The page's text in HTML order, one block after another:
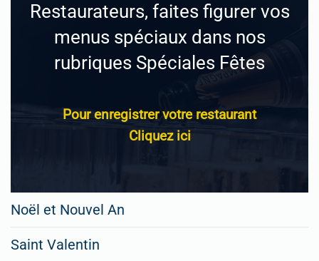
Restaurateurs, faites figurer vos
menus spéciaux dans nos
rubriques Spéciales Fêtes
Pour enregistrer votre restaurant
Cliquez ici
Noël et Nouvel An
Saint Valentin